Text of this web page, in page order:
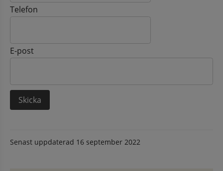
Telefon
E-post
Senast uppdaterad 16 september 2022